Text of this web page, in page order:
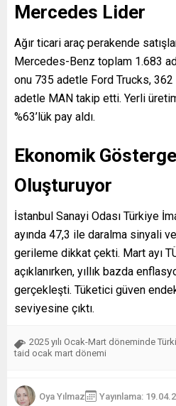
Mercedes Lider
Ağır ticari araç perakende
Mercedes-Benz toplam 1.683
onu 735 adetle Ford Trucks,
adetle MAN takip etti. Yerli
%63’lük pay aldı.
Ekonomik
Oluşturuyor
İstanbul Sanayi Odası Türkiye
ayında 47,3 ile daralma sinyali
gerileme dikkat çekti. Mart ayı
açıklanırken, yıllık bazda
gerçekleşti. Tüketici güven
seviyesine çıktı.
2025 yılı Ocak-Mart döneminde
taid ocak mart dönemi
Oya Yılmaz
Yayınlama: